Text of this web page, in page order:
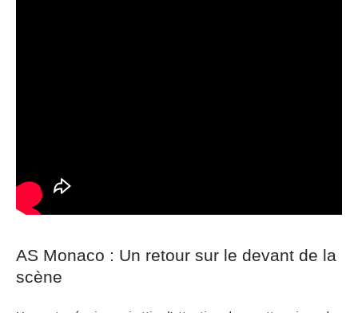
AS Monaco : Un retour sur le devant de la
scène